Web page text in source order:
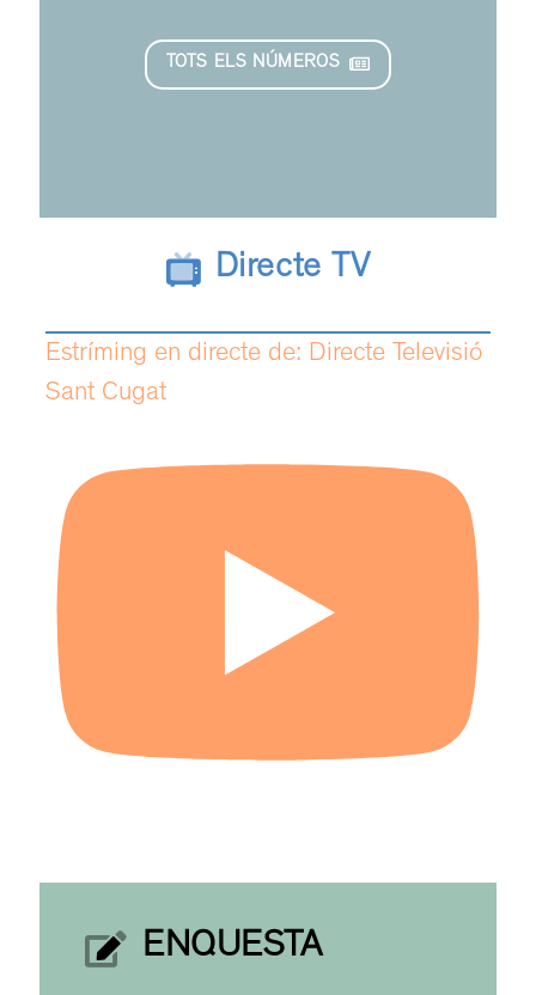
TOTS ELS NÚMEROS
Directe TV
Estríming en directe de: Directe Televisió
Sant Cugat
ENQUESTA